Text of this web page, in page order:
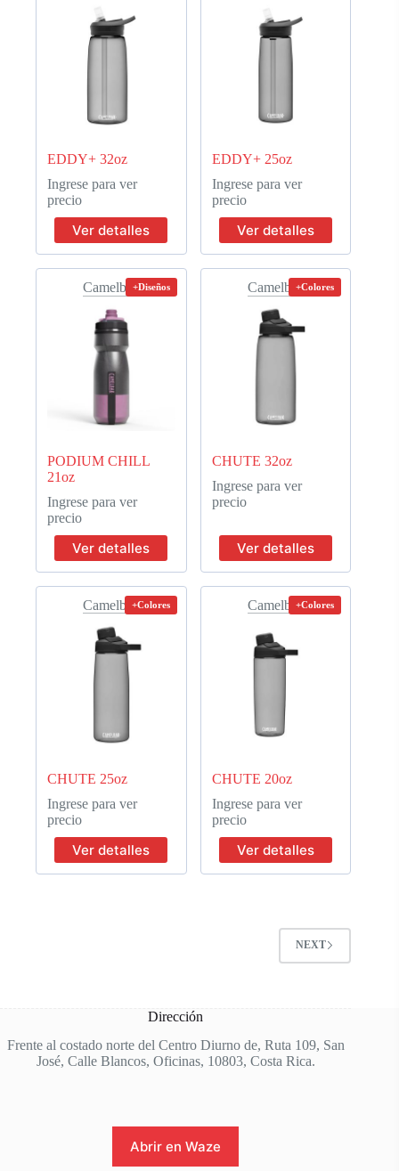
EDDY+ 32oz
Ingrese para ver
precio
Ver detalles
EDDY+ 25oz
Ingrese para ver
precio
Ver detalles
Camelbak+Diseños
PODIUM CHILL
21oz
Ingrese para ver
precio
Ver detalles
Camelbak+Colores
CHUTE 32oz
Ingrese para ver
precio
Ver detalles
Camelbak+Colores
CHUTE 25oz
Ingrese para ver
precio
Ver detalles
Camelbak+Colores
CHUTE 20oz
Ingrese para ver
precio
Ver detalles
NEXT
Dirección
Frente al costado norte del Centro Diurno de, Ruta 109, San
José, Calle Blancos, Oficinas, 10803, Costa Rica.
Abrir en Waze